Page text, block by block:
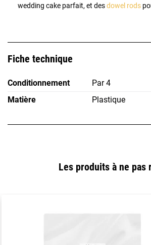
wedding cake parfait, et desdowel rods
Fiche technique
Conditionnement
Par 4
Matière
Plastique
Les produits à ne pas